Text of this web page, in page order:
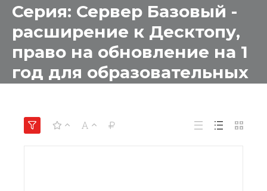
Серия: Сервер Базовый -
расширение к Десктопу,
право на обновление на 1
год для образовательных